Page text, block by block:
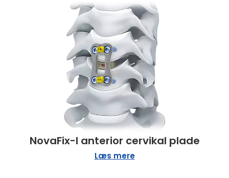
NovaFix-I anterior cervikal plade
Læs mere